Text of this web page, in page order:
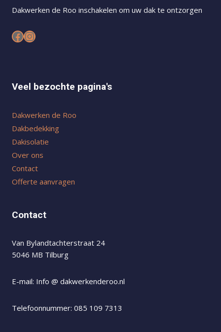
Dakwerken de Roo inschakelen om uw dak te ontzorgen
Facebook
Instagram
Veel bezochte pagina's
Dakwerken de Roo
Dakbedekking
Dakisolatie
Over ons
Contact
Offerte aanvragen
Contact
Van Bylandtachterstraat 24
5046 MB Tilburg
E-mail: Info @ dakwerkenderoo.nl
Telefoonnummer: 085 109 7313